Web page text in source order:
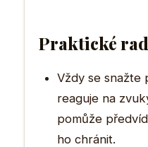
Praktické
Vždy se snažte
reaguje na
pomůže
ho chránit.